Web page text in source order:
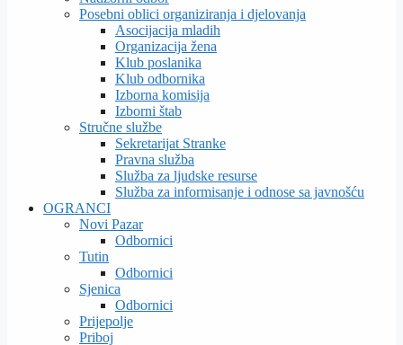
Posebni oblici organiziranja i djelovanja
Asocijacija mladih
Organizacija žena
Klub poslanika
Klub odbornika
Izborna komisija
Izborni štab
Stručne službe
Sekretarijat Stranke
Pravna služba
Služba za ljudske resurse
Služba za informisanje i odnose sa javnošću
OGRANCI
Novi Pazar
Odbornici
Tutin
Odbornici
Sjenica
Odbornici
Prijepolje
Priboj